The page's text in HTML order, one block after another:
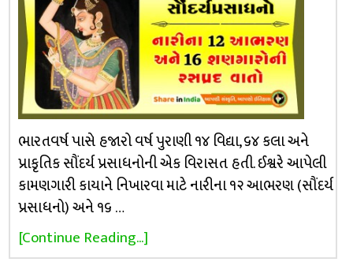
ભારતવર્ષ પાસે હજારો વર્ષ પુરાણી ૧૪ વિદ્યા, ૬૪ કલા અને
પ્રાકૃતિક સૌંદર્ય પ્રસાધનોની એક વિરાસત હતી. ઈશ્વરે આપેલી
કામણગારી કાયાને નિખારવા માટે નારીના ૧૨ આભરણ (સૌંદર્ય
પ્રસાધનો) અને ૧૬ …
[Continue Reading...]